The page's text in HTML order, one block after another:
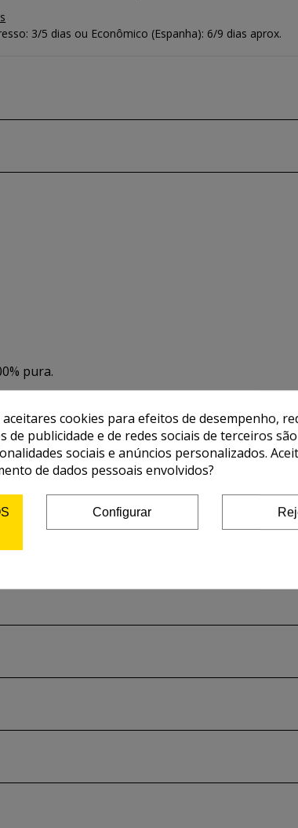
3/5 dias ou Econômico (Espanha): 6/9 dias aprox.
pura.
em tempo.
cookies para efeitos de desempenho,
de publicidade e de redes sociais de terceiros
sociais e anúncios personalizados.
de dados pessoais envolvidos?
Configurar